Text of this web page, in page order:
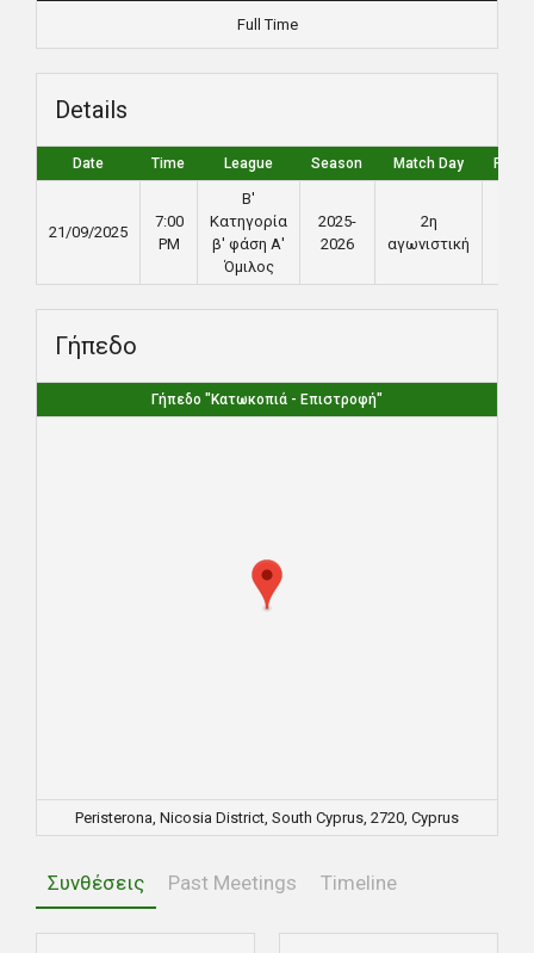
Full Time
Details
Date Time League Season Match Day Full
21/09/2025
7:00
PM
Β'
Κατηγορία
β' φάση Α'
Όμιλος
2025-
2026
2η
αγωνιστική
Γήπεδο
Γήπεδο "Κατωκοπιά - Επιστροφή"
Peristerona, Nicosia District, South Cyprus, 2720, Cyprus
Συνθέσεις Past Meetings Timeline